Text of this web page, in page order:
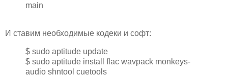
main
И ставим необходимые кодеки и софт:
$ sudo aptitude update
$ sudo aptitude install flac wavpack monkeys-
audio shntool cuetools